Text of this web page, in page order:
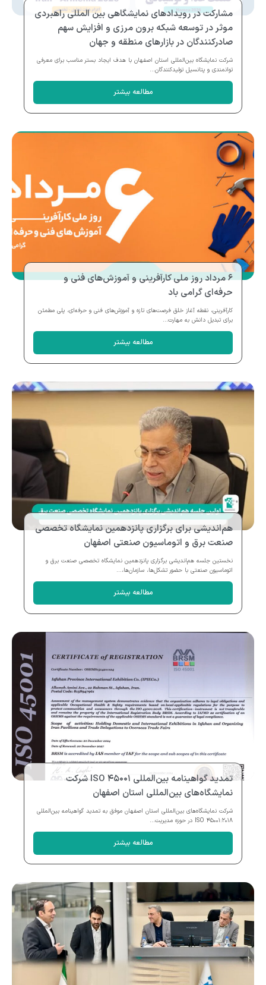
مشارکت در رویدادهای نمایشگاهی بین المللی راهبردی
موثر در توسعه شبکه برون مرزی و افزایش سهم
صادرکنندگان در بازارهای منطقه و جهان
شرکت نمایشگاه بین‌المللی استان اصفهان با هدف ایجاد بستر مناسب برای معرفی
توانمندی و پتانسیل تولیدکنندگان...
مطالعه بیشتر
۶ مرداد روز ملی کارآفرینی و آموزش‌های فنی و
حرفه‌ای گرامی باد
کارآفرینی، نقطه آغاز خلق فرصت‌های تازه و آموزش‌های فنی و حرفه‌ای، پلی مطمئن
برای تبدیل دانش به مهارت...
مطالعه بیشتر
هم‌اندیشی برای برگزاری پانزدهمین نمایشگاه تخصصی
صنعت برق و اتوماسیون صنعتی اصفهان
نخستین جلسه هم‌اندیشی برگزاری پانزدهمین نمایشگاه تخصصی صنعت برق و
اتوماسیون صنعتی با حضور تشکل‌ها، سازمان‌ها،...
مطالعه بیشتر
تمدید گواهینامه بین‌المللی ISO ۴۵۰۰۱ شرکت
نمایشگاه‌های بین‌المللی استان اصفهان
شرکت نمایشگاه‌های بین‌المللی استان اصفهان موفق به تمدید گواهینامه بین‌المللی
ISO ۴۵۰۰۱:۲۰۱۸ در حوزه مدیریت...
مطالعه بیشتر